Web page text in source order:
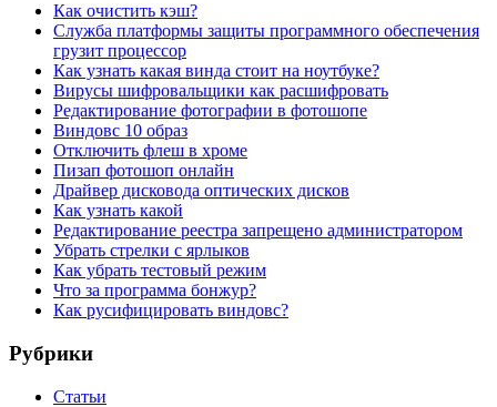
Как очистить кэш?
Служба платформы защиты программного обеспечения
грузит процессор
Как узнать какая винда стоит на ноутбуке?
Вирусы шифровальщики как расшифровать
Редактирование фотографии в фотошопе
Виндовс 10 образ
Отключить флеш в хроме
Пизап фотошоп онлайн
Драйвер дисковода оптических дисков
Как узнать какой
Редактирование реестра запрещено администратором
Убрать стрелки с ярлыков
Как убрать тестовый режим
Что за программа бонжур?
Как русифицировать виндовс?
Рубрики
Статьи